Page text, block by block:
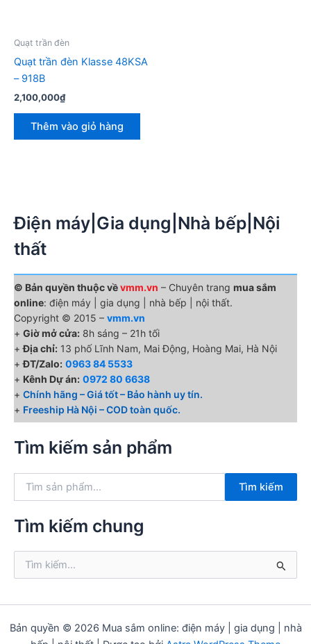
Quạt trần đèn
Quạt trần đèn Klasse 48KSA
– 918B
2,100,000₫
Thêm vào giỏ hàng
Điện máy|Gia dụng|Nhà bếp|Nội
thất
© Bản quyền thuộc vềvmm.vn – Chuyên trang mua sắm
online: điện máy | gia dụng | nhà bếp | nội thất.
Copyright © 2015 – vmm.vn
+ Giờ mở cửa: 8h sáng – 21h tối
+Địa chỉ: 13 phố Lĩnh Nam, Mai Động, Hoàng Mai, Hà Nội
+ĐT/Zalo: 0963 84 5533
+ Kênh Dự án: 0972 80 6638
+ Chính hãng – Giá tốt – Bảo hành uy tín.
+ Freeship Hà Nội – COD toàn quốc.
Tìm kiếm sản phẩm
k
ế
:
Tìm kiếm
Tìm kiếm chung
ế
Bản quyền © 2026 Mua sắm online: điện máy | gia dụng | nhà